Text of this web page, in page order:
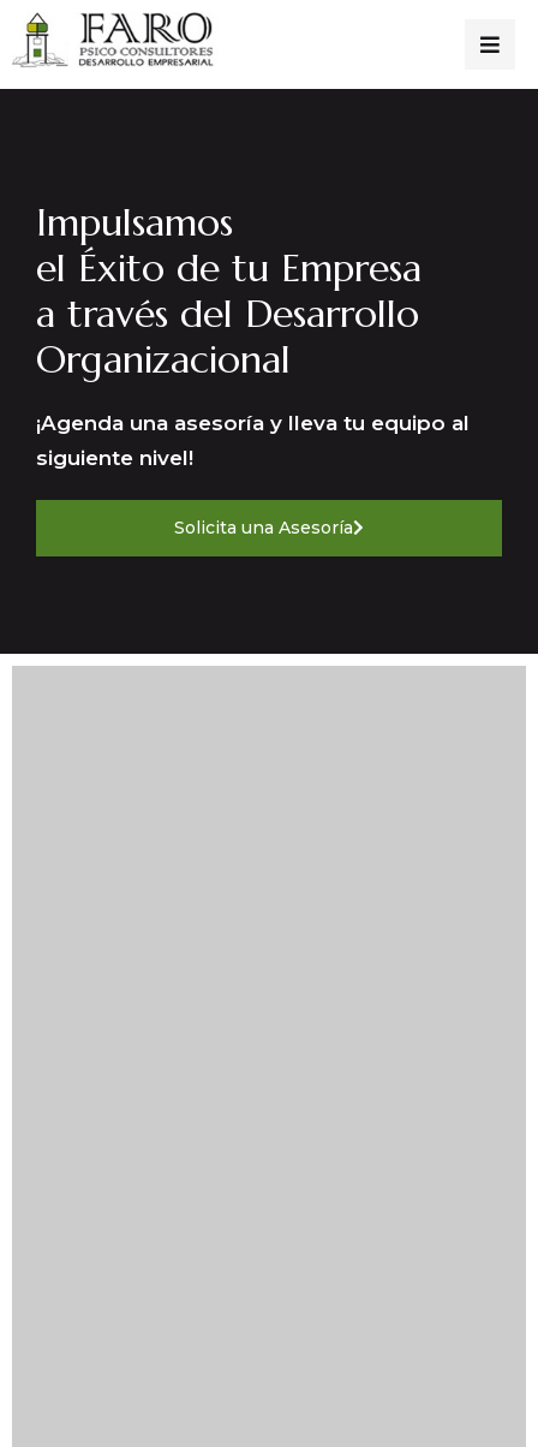
Impulsamos
el Éxito de tu Empresa
a través del Desarrollo
Organizacional
¡Agenda una asesoría y lleva tu equipo al
siguiente nivel!
Solicita una Asesoría